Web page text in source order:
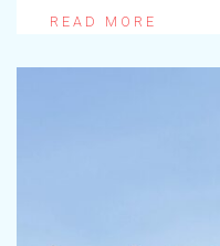
READ MORE